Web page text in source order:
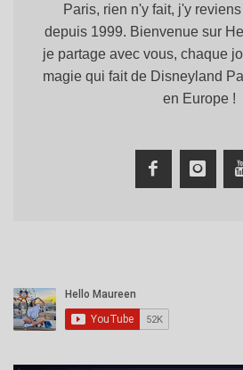
Paris, rien n'y fait, j'y
depuis 1999. Bienvenue sur
je partage avec vous, chaque
magie qui fait de Disneyland
en Europe !